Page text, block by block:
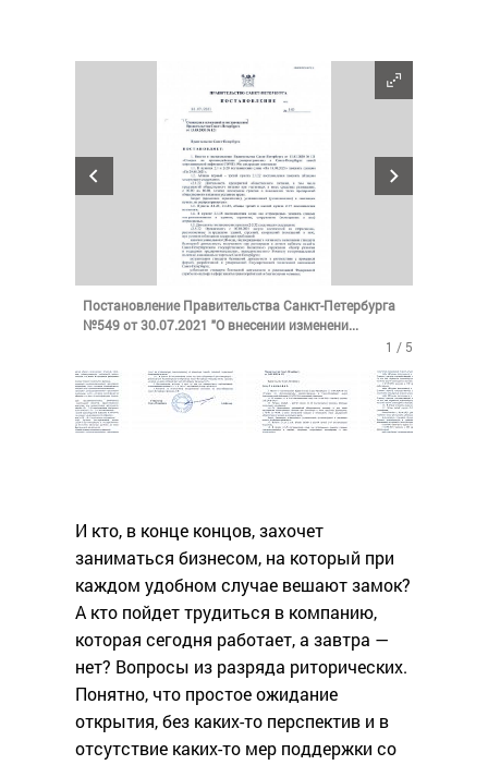
Постановление Правительства Санкт-Петербурга
№549 от 30.07.2021 "О внесении изменени...
1 / 5
И кто, в конце концов, захочет
заниматься бизнесом, на который при
каждом удобном случае вешают замок?
А кто пойдет трудиться в компанию,
которая сегодня работает, а завтра —
нет? Вопросы из разряда риторических.
Понятно, что простое ожидание
открытия, без каких-то перспектив и в
отсутствие каких-то мер поддержки со